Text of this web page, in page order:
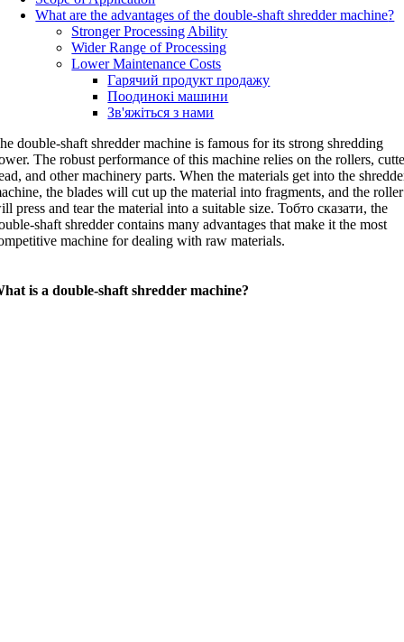
What are the advantages of the double-shaft shredder machine?
Stronger Processing Ability
Wider Range of Processing
Lower Maintenance Costs
Гарячий продукт продажу
Поодинокі машини
Зв'яжіться з нами
double-shaft shredder machine is famous for its strong shredding
.The robust performance of this machine relies on the rollers,
,and other machinery parts.When the materials get into the
,the blades will cut up the material into fragments,and the roller
press and tear the material into a suitable size. Тобто сказати,the
shaft shredder contains many advantages that make it the most
machine for dealing with raw materials.
is a double-shaft shredder machine?